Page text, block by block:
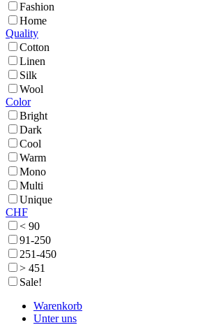
Fashion
Home
Quality
Cotton
Linen
Silk
Wool
Color
Bright
Dark
Cool
Warm
Mono
Multi
Unique
CHF
< 90
91-250
251-450
> 451
Sale!
Warenkorb
Unter uns